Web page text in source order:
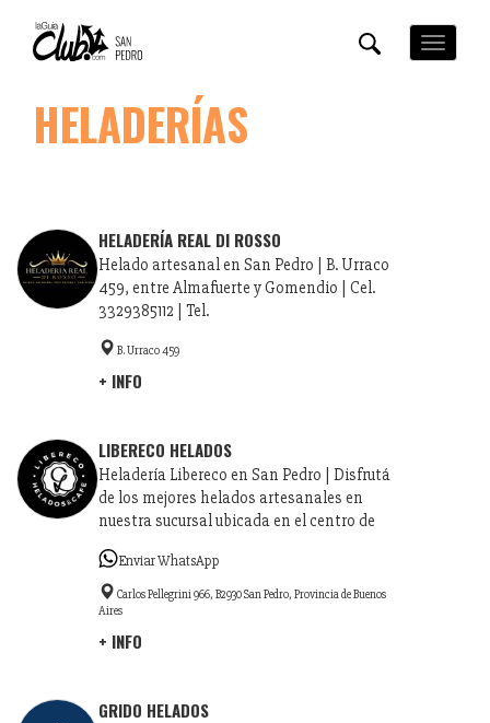
contenido
Toggle
navigation
HELADERÍAS
HELADERÍA REAL DI ROSSO
Helado artesanal en San Pedro | B. Urraco
459, entre Almafuerte y Gomendio | Cel.
3329385112 | Tel.
B. Urraco 459
+ INFO
LIBERECO HELADOS
Heladería Libereco en San Pedro | Disfrutá
de los mejores helados artesanales en
nuestra sucursal ubicada en el centro de
Enviar WhatsApp
Carlos Pellegrini 966, B2930 San Pedro, Provincia de Buenos
Aires
+ INFO
GRIDO HELADOS